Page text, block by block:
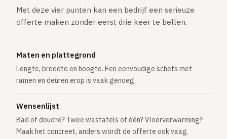
Met deze vier punten kan een bedrijf een serieuze
offerte maken zonder eerst drie keer te bellen.
Maten en plattegrond
Lengte, breedte en hoogte. Een eenvoudige schets met
ramen en deuren erop is vaak genoeg.
Wensenlijst
Bad of douche? Twee wastafels of één? Vloerverwarming?
Maak het concreet, anders wordt de offerte ook vaag.